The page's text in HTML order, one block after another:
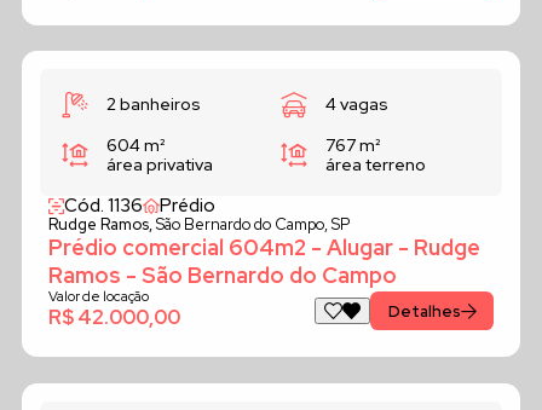
2 banheiros
4 vagas
604 m²
área privativa
767 m²
área terreno
Cód. 1136 Prédio
Rudge Ramos,São Bernardo do Campo, SP
Prédio comercial 604m2 - Alugar - Rudge
Ramos - São Bernardo do Campo
Valor de locação
R$ 42.000,00 Detalhes